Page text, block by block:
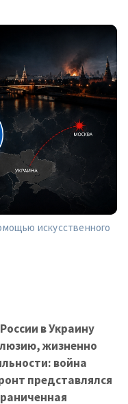
искусственного
в Украину
жизненно
война
представлялся